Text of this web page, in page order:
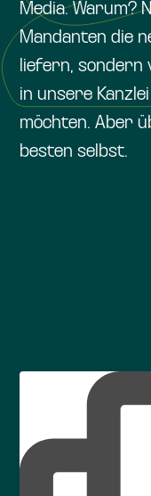
Media. Warum?
Mandanten die
liefern, sondern
in unsere
möchten. Aber
besten selbst.